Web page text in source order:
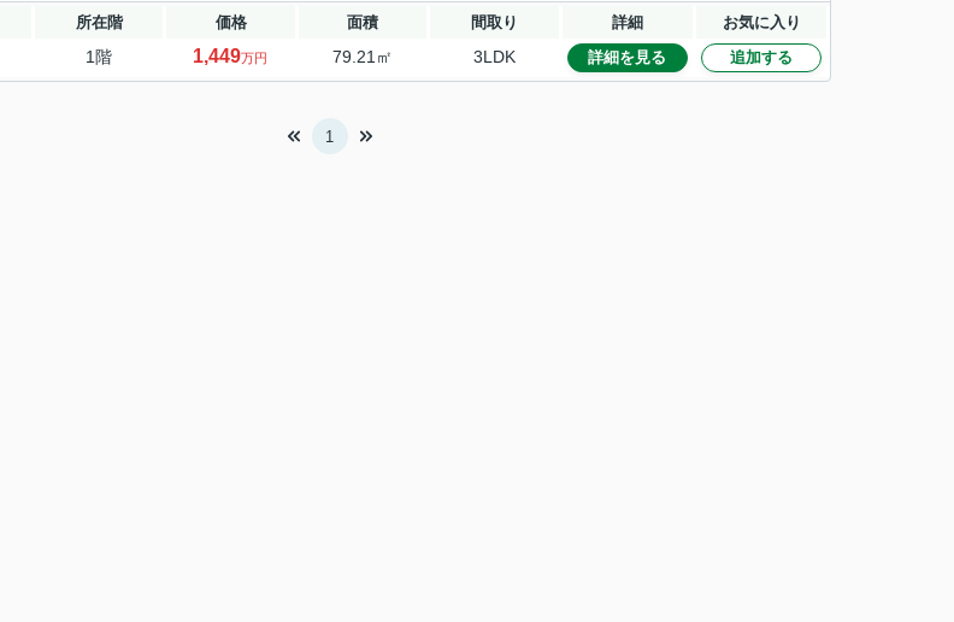
所在階 価格 面積 間取り 詳細 お気に入り
1階 1,449万円 79.21㎡ 3LDK 詳細を見る 追加する
1